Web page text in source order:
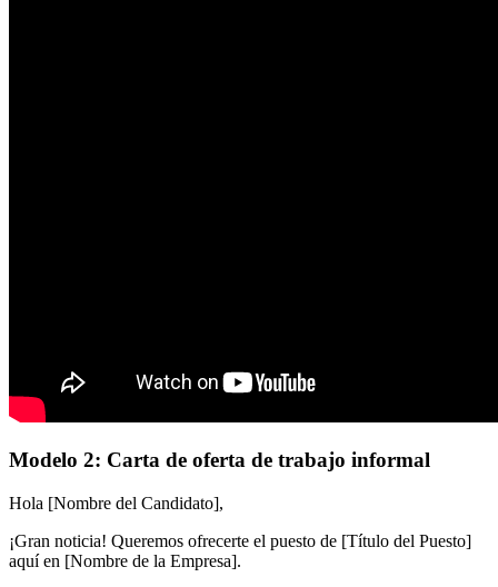
Modelo 2: Carta de oferta de trabajo informal
Hola [Nombre del Candidato],
¡Gran noticia! Queremos ofrecerte el puesto de [Título del Puesto]
aquí en [Nombre de la Empresa].